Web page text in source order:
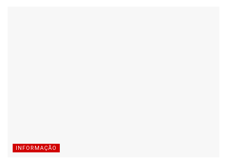
INFORMAÇÃO